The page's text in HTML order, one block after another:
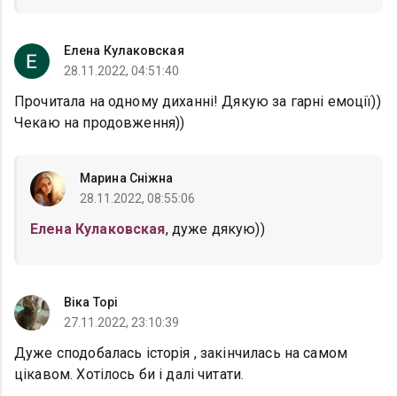
Елена Кулаковская
28.11.2022, 04:51:40
Прочитала на одному диханні! Дякую за гарні емоції))
Чекаю на продовження))
Марина Сніжна
28.11.2022, 08:55:06
Елена Кулаковская, дуже дякую))
Вiка Торi
27.11.2022, 23:10:39
Дуже сподобалась історія , закінчилась на самом
цікавом. Хотілось би і далі читати.